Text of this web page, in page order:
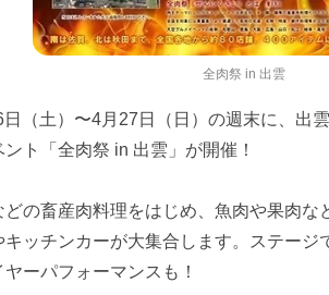
全肉祭 in 出雲
（土）〜4月27日（日）の週末に、出
ト「全肉祭 in 出雲」が開催！
どの畜産肉料理をはじめ、魚肉や果肉な
キッチンカーが大集合します。ステージ
ーパフォーマンスも！